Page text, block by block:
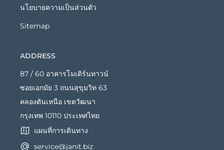
นโยบายความเป็นส่วนตัว
Sitemap
ADDRESS
87 / 60 อาคารโมเดิร์นทาวน์
ซอยเอกมัย 3 ถนนสุขุมวิท 63
คลองตันเหนือ เขตวัฒนา
กรุงเทพ 10110 ประเทศไทย
แผนที่การเดินทาง
service@janit.biz